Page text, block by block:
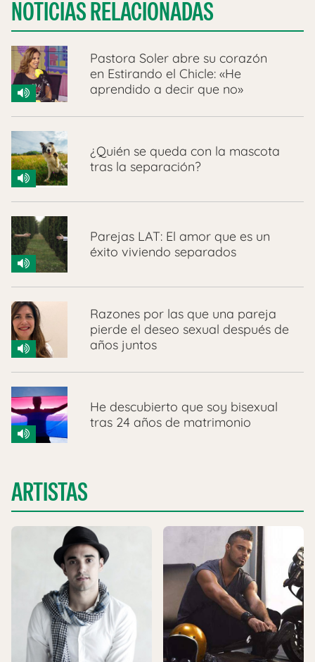
NOTICIAS RELACIONADAS
Pastora Soler abre su corazón
en Estirando el Chicle: «He
aprendido a decir que no»
¿Quién se queda con la mascota
tras la separación?
Parejas LAT: El amor que es un
éxito viviendo separados
Razones por las que una pareja
pierde el deseo sexual después de
años juntos
He descubierto que soy bisexual
tras 24 años de matrimonio
ARTISTAS